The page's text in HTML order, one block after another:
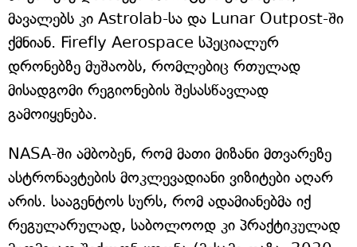
მავალებს კი Astrolab-სა და Lunar Outpost-ში
ქმნიან. Firefly Aerospace სპეციალურ
დრონებზე მუშაობს, რომლებიც რთულად
მისადგომი რეგიონების შესასწავლად
გამოიყენება.
NASA-ში ამბობენ, რომ მათი მიზანი მთვარეზე
ასტრონავტების მოკლევადიანი ვიზიტები აღარ
არის. სააგენტოს სურს, რომ ადამიანებმა იქ
რეგულარულად, საბოლოოდ კი პრაქტიკულად